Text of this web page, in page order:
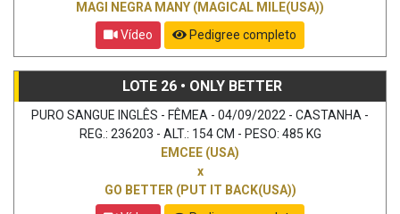
MAGI NEGRA MANY (MAGICAL MILE(USA))
Vídeo
Pedigree completo
LOTE 26 • ONLY BETTER
PURO SANGUE INGLÊS - FÊMEA - 04/09/2022 - CASTANHA -
REG.: 236203 - ALT.: 154 CM - PESO: 485 KG
EMCEE (USA)
x
GO BETTER (PUT IT BACK(USA))